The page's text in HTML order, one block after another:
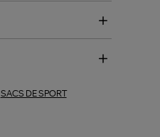
SACS DE SPORT